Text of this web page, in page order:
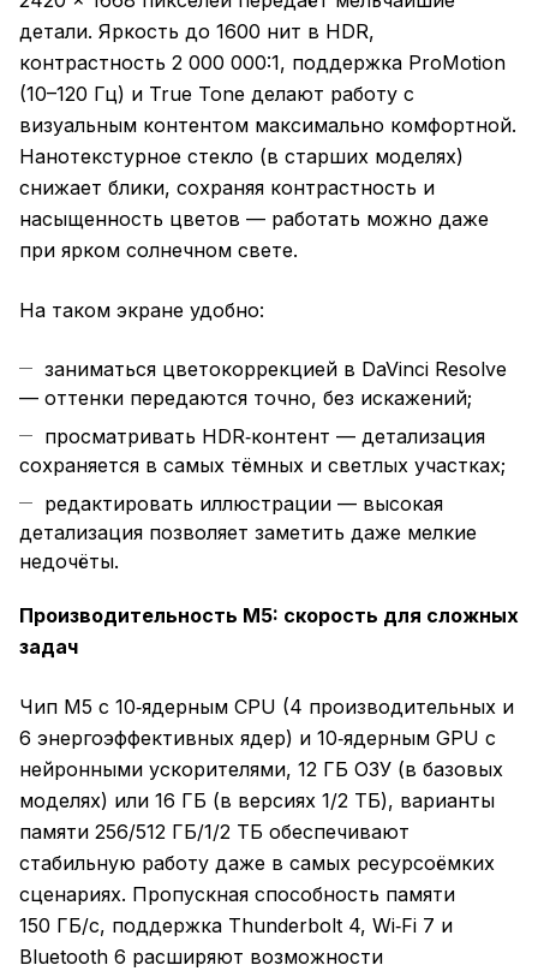
детали. Яркость до 1600 нит в HDR,
контрастность 2 000 000:1, поддержка ProMotion
(10–120 Гц) и True Tone делают работу с
визуальным контентом максимально комфортной.
Нанотекстурное стекло (в старших моделях)
снижает блики, сохраняя контрастность и
насыщенность цветов — работать можно даже
при ярком солнечном свете.
На таком экране удобно:
заниматься цветокоррекцией в DaVinci Resolve
— оттенки передаются точно, без искажений;
просматривать HDR‑контент — детализация
сохраняется в самых тёмных и светлых участках;
редактировать иллюстрации — высокая
детализация позволяет заметить даже мелкие
недочёты.
Производительность M5: скорость для сложных
задач
Чип M5 с 10‑ядерным CPU (4 производительных и
6 энергоэффективных ядер) и 10‑ядерным GPU с
нейронными ускорителями, 12 ГБ ОЗУ (в базовых
моделях) или 16 ГБ (в версиях 1/2 ТБ), варианты
памяти 256/512 ГБ/1/2 ТБ обеспечивают
стабильную работу даже в самых ресурсоёмких
сценариях. Пропускная способность памяти
150 ГБ/с, поддержка Thunderbolt 4, Wi‑Fi 7 и
Bluetooth 6 расширяют возможности